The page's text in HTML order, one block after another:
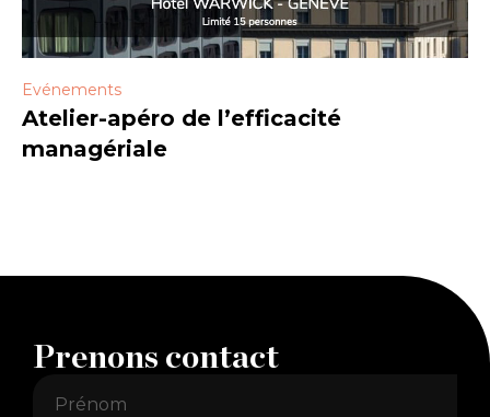
Evénements
Atelier-apéro de l’efficacité
managériale
Prenons contact